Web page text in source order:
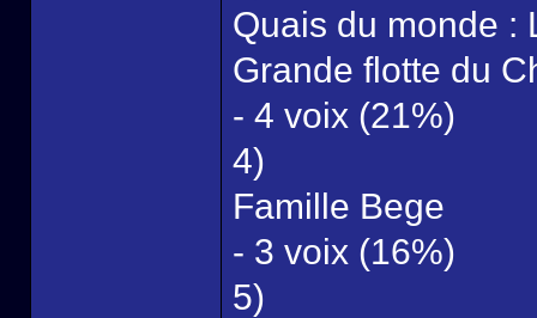
Quais du monde :
Grande flotte du
- 4 voix (21%)
4)
Famille Bege
- 3 voix (16%)
5)